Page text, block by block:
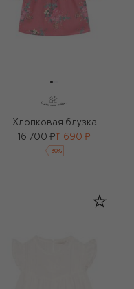
Хлопковая блузка
16 700 ₽ 11 690 ₽
-30%